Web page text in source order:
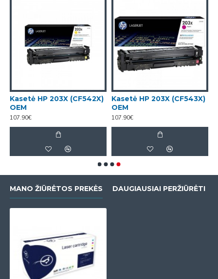
Kasetė HP 203X (CF542X)
OEM
107.90€
Kasetė HP 203X (CF543X)
OEM
107.90€
MANO ŽIŪRĖTOS PREKĖS DAUGIAUSIAI PERŽIŪRĖTI